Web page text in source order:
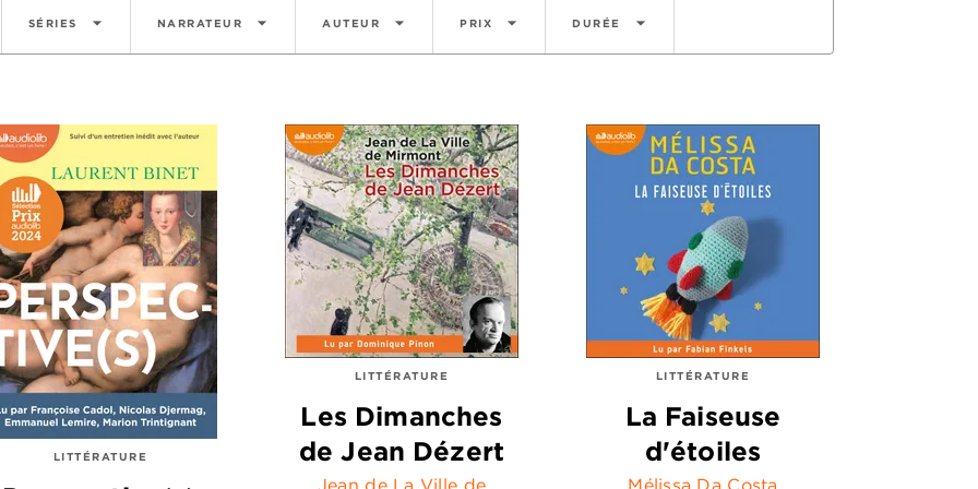
SÉRIES arrow_drop_down NARRATEUR arrow_drop_down AUTEUR arrow_drop_down PRIX arrow_drop_down DURÉE arrow_drop_down
LITTÉRATURE
LITTÉRATURE
Les Dimanches
de Jean Dézert
Jean de La Ville de
LITTÉRATURE
La Faiseuse
d'étoiles
Mélissa Da Costa